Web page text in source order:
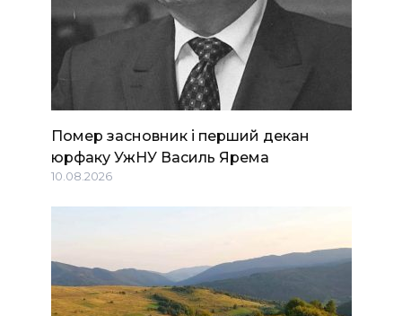
Помер засновник і перший декан
юрфаку УжНУ Василь Ярема
10.08.2026